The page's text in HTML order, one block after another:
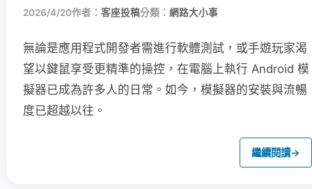
2026/4/20作者： 客座投稿分類： 網路大小事
無論是應用程式開發者需進行軟體測試，或手遊玩家渴
望以鍵鼠享受更精準的操控，在電腦上執行 Android 模
擬器已成為許多人的日常。如今，模擬器的安裝與流暢
度已超越以往。
繼續閱讀→